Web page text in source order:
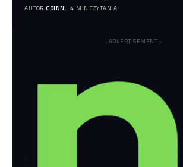
AUTOR COINN. 4 MIN CZYTANIA
- ADVERTISEMENT -